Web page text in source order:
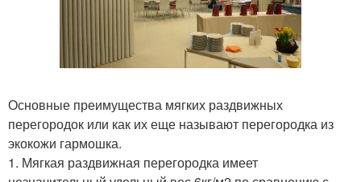
Основные преимущества мягких раздвижных
перегородок или как их еще называют перегородка из
экокожи гармошка.
1. Мягкая раздвижная перегородка имеет